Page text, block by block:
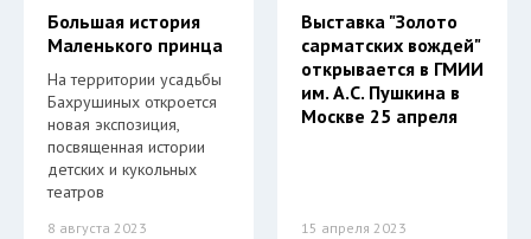
Большая история
Маленького принца
На территории усадьбы
Бахрушиных откроется
новая экспозиция,
посвященная истории
детских и кукольных
театров
8 августа 2023
Выставка "Золото
сарматских вождей"
открывается в ГМИИ
им. А.С. Пушкина в
Москве 25 апреля
15 апреля 2023